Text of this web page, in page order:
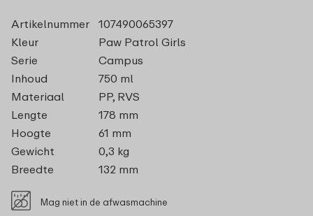
Artikelnummer
107490065397
Kleur
Paw Patrol Girls
Serie
Campus
Inhoud
750 ml
Materiaal
PP, RVS
Lengte
178 mm
Hoogte
61 mm
Gewicht
0,3 kg
Breedte
132 mm
Mag niet in de afwasmachine